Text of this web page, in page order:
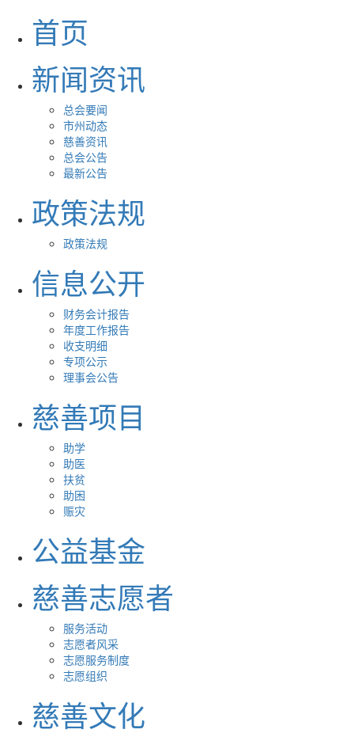
首页
新闻资讯
总会要闻
市州动态
慈善资讯
总会公告
最新公告
政策法规
政策法规
信息公开
财务会计报告
年度工作报告
收支明细
专项公示
理事会公告
慈善项目
助学
助医
扶贫
助困
赈灾
公益基金
慈善志愿者
服务活动
志愿者风采
志愿服务制度
志愿组织
慈善文化